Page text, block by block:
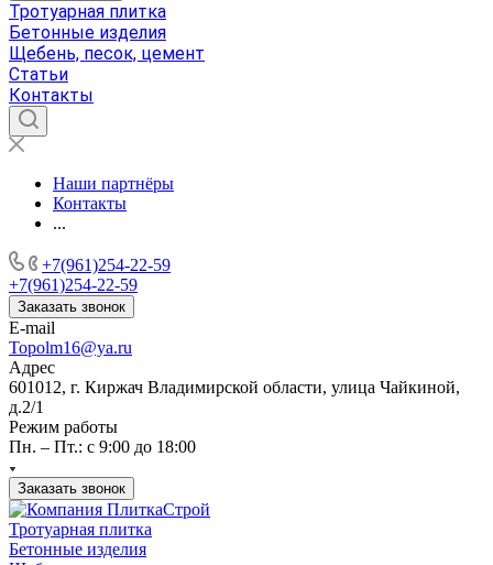
Тротуарная плитка
Бетонные изделия
Щебень, песок, цемент
Статьи
Контакты
Наши партнёры
Контакты
...
+7(961)254-22-59
+7(961)254-22-59
Заказать звонок
E-mail
Topolm16@ya.ru
Адрес
601012, г. Киржач Владимирской области, улица Чайкиной,
д.2/1
Режим работы
Пн. – Пт.: с 9:00 до 18:00
Заказать звонок
Тротуарная плитка
Бетонные изделия